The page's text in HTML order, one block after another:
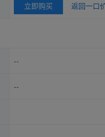
立即购买 返回一口
--
--